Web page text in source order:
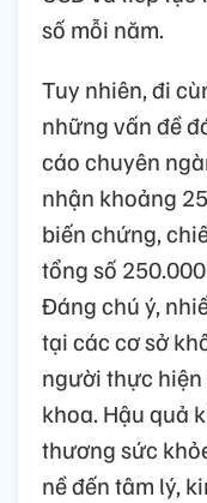
số mỗi năm.
Tuy nhiên, đi
những vấn đề
cáo chuyên
nhận khoảng
biến chứng,
tổng số
Đáng chú ý,
tại các cơ sở
người thực
khoa. Hậu quả
thương sức
nề đến tâm lý,